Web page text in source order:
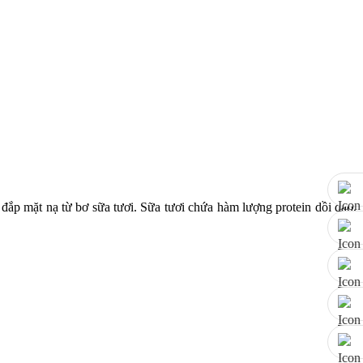
mặt nạ từ bơ sữa tươi. Sữa tươi chứa hàm lượng protein dồi dào,